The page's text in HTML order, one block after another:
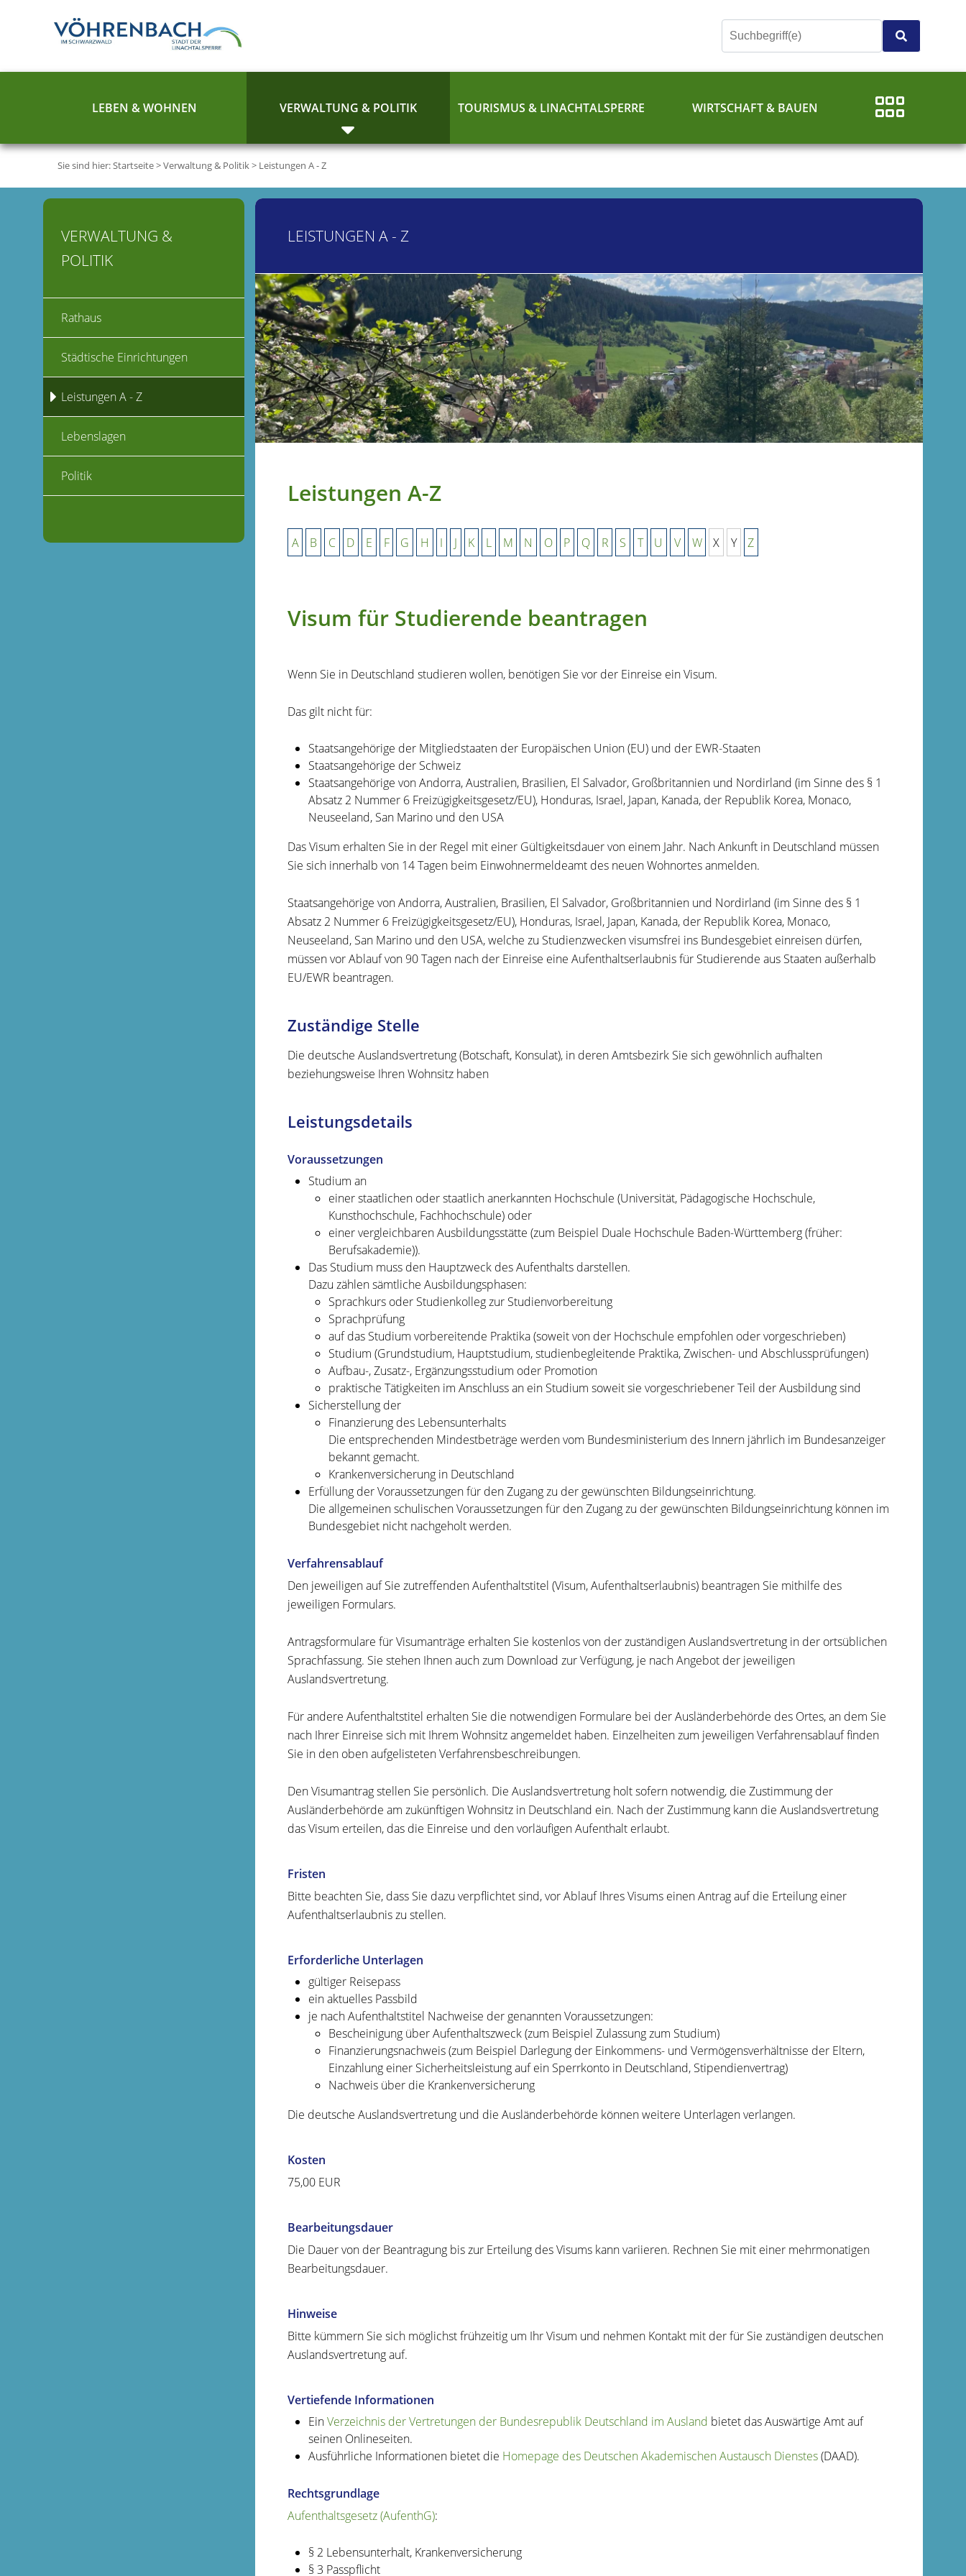
LEBEN & WOHNEN VERWALTUNG & POLITIK TOURISMUS & LINACHTALSPERRE WIRTSCHAFT & BAUEN
Sie sind hier:Startseite>Verwaltung & Politik> Leistungen A - Z
LEISTUNGEN A - Z
Leistungen A-Z
A B C D E F G H I J K L M N O P Q R S T U V W X Y Z
Visum für Studierende beantragen
Wenn Sie in Deutschland studieren wollen, benötigen Sie vor der Einreise ein Visum.
Das gilt nicht für:
Staatsangehörige der Mitgliedstaaten der Europäischen Union (EU) und der EWR-Staaten
Staatsangehörige der Schweiz
Staatsangehörige von Andorra, Australien, Brasilien, El Salvador, Großbritannien und Nordirland (im Sinne des § 1
Absatz 2 Nummer 6 Freizügigkeitsgesetz/EU), Honduras, Israel, Japan, Kanada, der Republik Korea, Monaco,
Neuseeland, San Marino und den USA
Das Visum erhalten Sie in der Regel mit einer Gültigkeitsdauer von einem Jahr. Nach Ankunft in Deutschland müssen
Sie sich innerhalb von 14 Tagen beim Einwohnermeldeamt des neuen Wohnortes anmelden.
Staatsangehörige von Andorra, Australien, Brasilien, El Salvador, Großbritannien und Nordirland (im Sinne des § 1
Absatz 2 Nummer 6 Freizügigkeitsgesetz/EU), Honduras, Israel, Japan, Kanada, der Republik Korea, Monaco,
Neuseeland, San Marino und den USA, welche zu Studienzwecken visumsfrei ins Bundesgebiet einreisen dürfen,
müssen vor Ablauf von 90 Tagen nach der Einreise eine Aufenthaltserlaubnis für Studierende aus Staaten außerhalb
EU/EWR beantragen.
Zuständige Stelle
Die deutsche Auslandsvertretung (Botschaft, Konsulat), in deren Amtsbezirk Sie sich gewöhnlich aufhalten
beziehungsweise Ihren Wohnsitz haben
Leistungsdetails
Voraussetzungen
Studium an
einer staatlichen oder staatlich anerkannten Hochschule (Universität, Pädagogische Hochschule,
Kunsthochschule, Fachhochschule) oder
einer vergleichbaren Ausbildungsstätte (zum Beispiel Duale Hochschule Baden-Württemberg (früher:
Berufsakademie)).
Das Studium muss den Hauptzweck des Aufenthalts darstellen.
Dazu zählen sämtliche Ausbildungsphasen:
Sprachkurs oder Studienkolleg zur Studienvorbereitung
Sprachprüfung
auf das Studium vorbereitende Praktika (soweit von der Hochschule empfohlen oder vorgeschrieben)
Studium (Grundstudium, Hauptstudium, studienbegleitende Praktika, Zwischen- und Abschlussprüfungen)
Aufbau-, Zusatz-, Ergänzungsstudium oder Promotion
praktische Tätigkeiten im Anschluss an ein Studium soweit sie vorgeschriebener Teil der Ausbildung sind
Sicherstellung der
Finanzierung des Lebensunterhalts
Die entsprechenden Mindestbeträge werden vom Bundesministerium des Innern jährlich im Bundesanzeiger
bekannt gemacht.
Krankenversicherung in Deutschland
Erfüllung der Voraussetzungen für den Zugang zu der gewünschten Bildungseinrichtung.
Die allgemeinen schulischen Voraussetzungen für den Zugang zu der gewünschten Bildungseinrichtung können im
Bundesgebiet nicht nachgeholt werden.
Verfahrensablauf
Den jeweiligen auf Sie zutreffenden Aufenthaltstitel (Visum, Aufenthaltserlaubnis) beantragen Sie mithilfe des
jeweiligen Formulars.
Antragsformulare für Visumanträge erhalten Sie kostenlos von der zuständigen Auslandsvertretung in der ortsüblichen
Sprachfassung. Sie stehen Ihnen auch zum Download zur Verfügung, je nach Angebot der jeweiligen
Auslandsvertretung.
Für andere Aufenthaltstitel erhalten Sie die notwendigen Formulare bei der Ausländerbehörde des Ortes, an dem Sie
nach Ihrer Einreise sich mit Ihrem Wohnsitz angemeldet haben. Einzelheiten zum jeweiligen Verfahrensablauf finden
Sie in den oben aufgelisteten Verfahrensbeschreibungen.
Den Visumantrag stellen Sie persönlich. Die Auslandsvertretung holt sofern notwendig, die Zustimmung der
Ausländerbehörde am zukünftigen Wohnsitz in Deutschland ein. Nach der Zustimmung kann die Auslandsvertretung
das Visum erteilen, dasdie Einreise und denvorläufigen Aufenthalt erlaubt.
Fristen
Bitte beachten Sie, dass Sie dazu verpflichtet sind, vor Ablauf Ihres Visums einen Antrag auf die Erteilung einer
Aufenthaltserlaubnis zu stellen.
Erforderliche Unterlagen
gültiger Reisepass
ein aktuelles Passbild
je nach Aufenthaltstitel Nachweise der genannten Voraussetzungen:
Bescheinigung über Aufenthaltszweck (zum Beispiel Zulassung zum Studium)
Finanzierungsnachweis (zum Beispiel Darlegung der Einkommens- und Vermögensverhältnisse der Eltern,
Einzahlung einer Sicherheitsleistung auf ein Sperrkonto in Deutschland, Stipendienvertrag)
Nachweis über die Krankenversicherung
Die deutsche Auslandsvertretung und die Ausländerbehörde können weitere Unterlagen verlangen.
Kosten
75,00 EUR
Bearbeitungsdauer
Die Dauer von der Beantragung bis zur Erteilung des Visums kann variieren. Rechnen Sie mit einer mehrmonatigen
Bearbeitungsdauer.
Hinweise
Bitte kümmern Sie sich möglichst frühzeitig um Ihr Visum und nehmen Kontakt mit der für Sie zuständigen deutschen
Auslandsvertretung auf.
Vertiefende Informationen
EinVerzeichnis der Vertretungen der Bundesrepublik Deutschland im Ausland bietet das Auswärtige Amt auf
seinen Onlineseiten.
Ausführliche Informationen bietet die Homepage des Deutschen Akademischen Austausch Dienstes(DAAD).
Rechtsgrundlage
Aufenthaltsgesetz(AufenthG):
§ 2 Lebensunterhalt, Krankenversicherung
§ 3 Passpflicht
VERWALTUNG &
POLITIK
Rathaus
Städtische Einrichtungen
Leistungen A - Z
Lebenslagen
Politik